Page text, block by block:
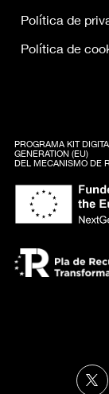
Política de
Política de
PROGRAMA KIT
GENERATION (EU)
DEL MECANISMO DE